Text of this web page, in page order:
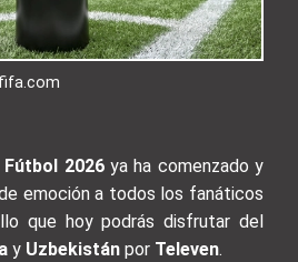
Fútbol 2026ya ha comenzado y
emoción a todos los fanáticos
que hoy podrás disfrutar del
y Uzbekistánpor Televen.